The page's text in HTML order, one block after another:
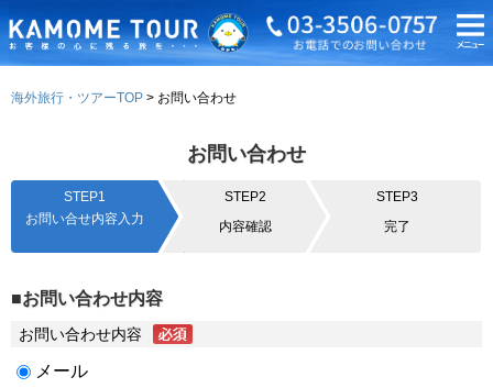
海外旅行・ツアーTOP お問い合わせ
お問い合わせ
STEP1
お問い合せ内容入力
STEP2
内容確認
STEP3
完了
■お問い合わせ内容
お問い合わせ内容
メール